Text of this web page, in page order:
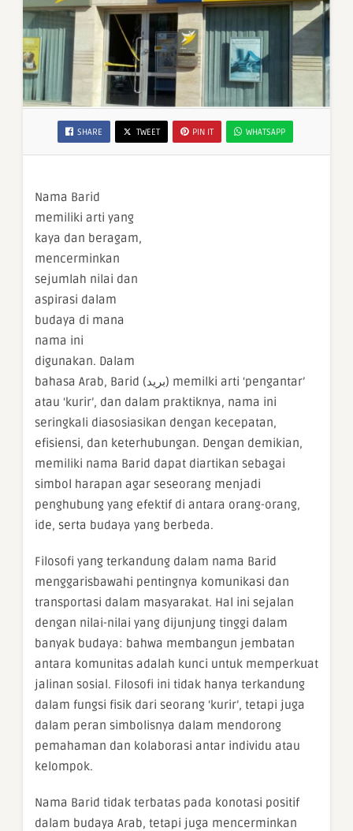
SHARE TWEET PIN IT WHATSAPP
Nama Barid
memiliki arti yang
kaya dan beragam,
mencerminkan
sejumlah nilai dan
aspirasi dalam
budaya di mana
nama ini
digunakan. Dalam
bahasa Arab, Barid (بريد) memilki arti ‘pengantar’
atau ‘kurir’, dan dalam praktiknya, nama ini
seringkali diasosiasikan dengan kecepatan,
efisiensi, dan keterhubungan. Dengan demikian,
memiliki nama Barid dapat diartikan sebagai
simbol harapan agar seseorang menjadi
penghubung yang efektif di antara orang-orang,
ide, serta budaya yang berbeda.
Filosofi yang terkandung dalam nama Barid
menggarisbawahi pentingnya komunikasi dan
transportasi dalam masyarakat. Hal ini sejalan
dengan nilai-nilai yang dijunjung tinggi dalam
banyak budaya: bahwa membangun jembatan
antara komunitas adalah kunci untuk memperkuat
jalinan sosial. Filosofi ini tidak hanya terkandung
dalam fungsi fisik dari seorang ‘kurir’, tetapi juga
dalam peran simbolisnya dalam mendorong
pemahaman dan kolaborasi antar individu atau
kelompok.
Nama Barid tidak terbatas pada konotasi positif
dalam budaya Arab, tetapi juga mencerminkan